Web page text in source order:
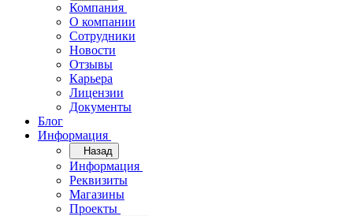
Компания
О компании
Сотрудники
Новости
Отзывы
Карьера
Лицензии
Документы
Блог
Информация
Назад
Информация
Реквизиты
Магазины
Проекты